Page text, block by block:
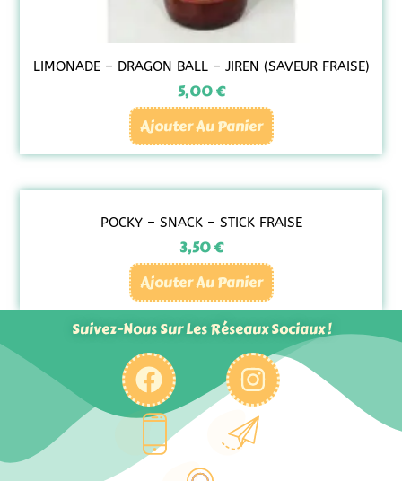
LIMONADE – DRAGON BALL – JIREN (SAVEUR FRAISE)
5,00€
Ajouter Au Panier
POCKY – SNACK – STICK FRAISE
3,50€
Ajouter Au Panier
Suivez-Nous Sur Les Réseaux Sociaux !